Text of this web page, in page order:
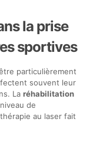
la prise
sportives
particulièrement
souvent leur
La réhabilitation
de
au laser fait